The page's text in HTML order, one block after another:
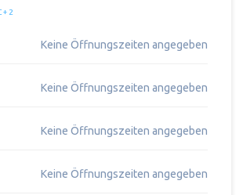
+ 2
Keine Öffnungszeiten angegeben
Keine Öffnungszeiten angegeben
Keine Öffnungszeiten angegeben
Keine Öffnungszeiten angegeben